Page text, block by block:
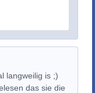
langweilig is ;)
das sie die